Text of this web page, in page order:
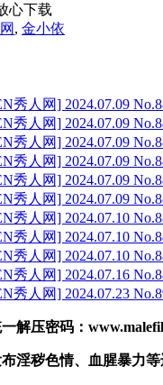
心下载
, 金小依
秀人网] 2024.07.09
秀人网] 2024.07.09
秀人网] 2024.07.09
秀人网] 2024.07.09
秀人网] 2024.07.09
秀人网] 2024.07.09
秀人网] 2024.07.10
秀人网] 2024.07.10
秀人网] 2024.07.10
秀人网] 2024.07.16
秀人网] 2024.07.23
解压密码：
淫秽色情、血腥暴力